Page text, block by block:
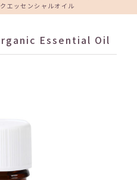
エッセンシャルオイル
Essential Oil